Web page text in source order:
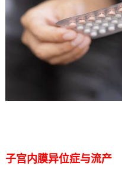
子宫内膜异位症与流产